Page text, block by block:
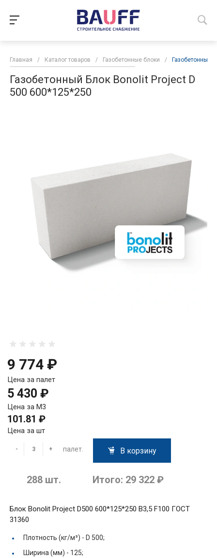
Главная / Каталог товаров / Газобетонные блоки / Газобетонный
Газобетонный Блок Bonolit Project D
500 600*125*250
9 774 ₽
Цена за палет
5 430 ₽
Цена за М3
101.81 ₽
Цена за шт
- + палет. В корзину
288 шт. Итого: 29 322 ₽
Блок Bonolit Project D500 600*125*250 В3,5 F100 ГОСТ
31360
Плотность (кг/м³) - D 500;
Ширина (мм) - 125;